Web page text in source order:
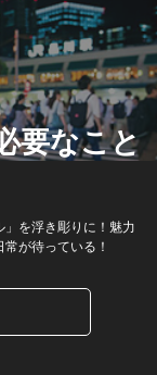
要なこと
を浮き彫りに！魅力
が待っている！